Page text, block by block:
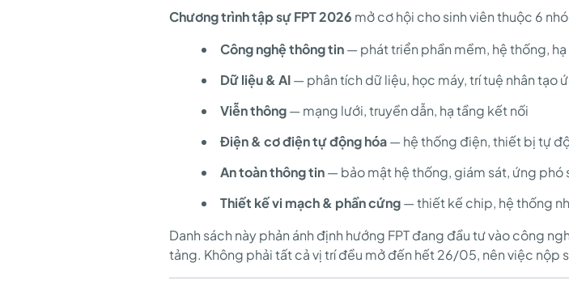
Chương trình tập sự FPT 2026 mở cơ hội cho sinh viên thuộc 6
Công nghệ thông tin— phát triển phần mềm, hệ thống,
Dữ liệu & AI— phân tích dữ liệu, học máy, trí tuệ nhân tạo
Viễn thông— mạng lưới, truyền dẫn, hạ tầng kết nối
Điện & cơ điện tự động hóa— hệ thống điện, thiết bị tự
An toàn thông tin— bảo mật hệ thống, giám sát, ứng phó
Thiết kế vi mạch & phần cứng— thiết kế chip, hệ thống
Danh sách này phản ánh định hướng FPT đang đầu tư vào công
tảng. Không phải tất cả vị trí đều mở đến hết 26/05, nên việc nộp